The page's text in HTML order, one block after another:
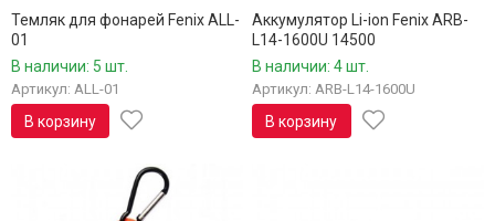
Темляк для фонарей Fenix ALL-
01
В наличии: 5 шт.
Артикул: ALL-01
В корзину
Аккумулятор Li-ion Fenix ARB-
L14-1600U 14500
В наличии: 4 шт.
Артикул: ARB-L14-1600U
В корзину